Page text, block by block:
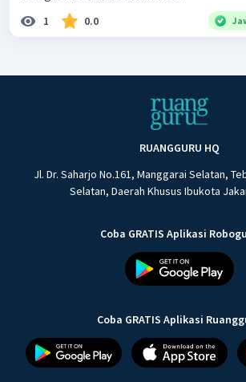
1 0.0
RUANGGURU HQ
Jl. Dr. Saharjo No.161, Manggarai Selatan,
Selatan, Daerah Khusus Ibukota
Coba GRATIS Aplikasi
Coba GRATIS Aplikasi